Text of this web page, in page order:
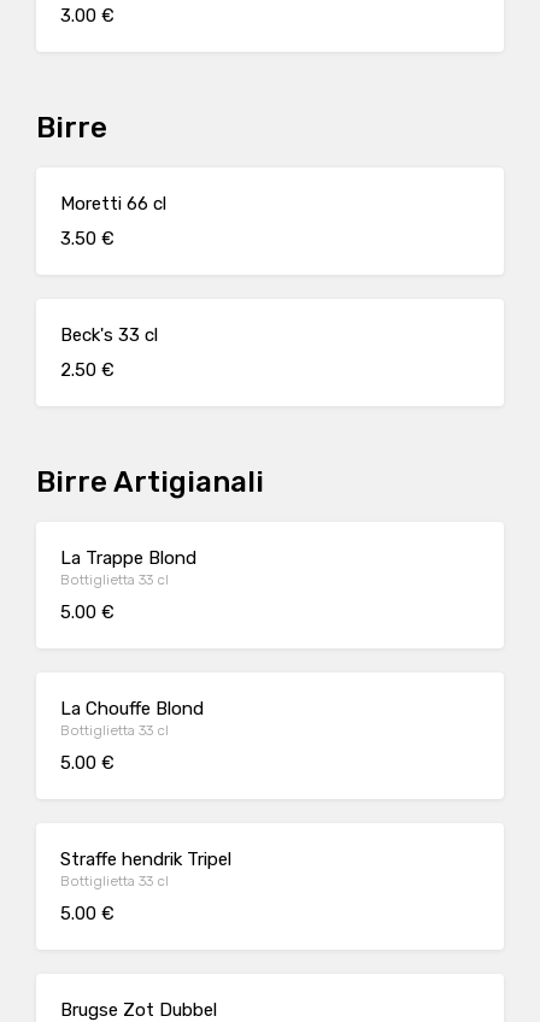
3.00 €
Birre
Moretti 66 cl
3.50 €
Beck's 33 cl
2.50 €
Birre Artigianali
La Trappe Blond
Bottiglietta 33 cl
5.00 €
La Chouffe Blond
Bottiglietta 33 cl
5.00 €
Straffe hendrik Tripel
Bottiglietta 33 cl
5.00 €
Brugse Zot Dubbel